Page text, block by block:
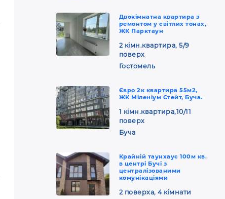
Двокімнатна квартира з
ремонтом у світлих тонах,
ЖК Парктаун
2 кімн.квартира, 5/9
поверх
Гостомель
Євро 2к квартира 55м2,
ЖК Міленіум Стейт, Буча.
1 кімн.квартира,10/11
поверх
Буча
Крайній таунхаус 100м кв.
в центрі Бучі з
централізованими
комунікаціями
2 поверха, 4 кімнати